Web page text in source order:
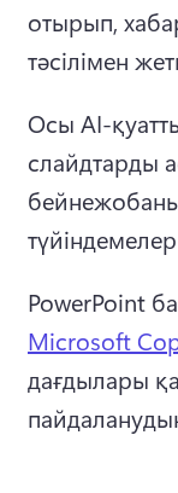
отырып,
тәсілімен
Осы AI-
слайдтарды
PowerPoint
Microsoft
дағдылары